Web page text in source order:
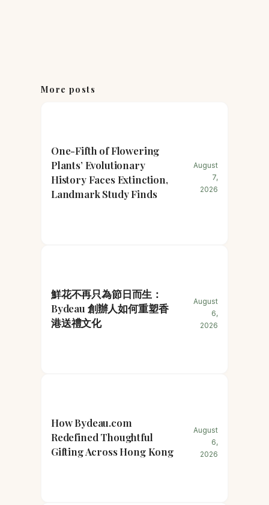
More posts
One-Fifth of Flowering
Plants’ Evolutionary
History Faces Extinction,
Landmark Study Finds
August
7,
2026
鮮花不再只為節日而生：
Bydeau 創辦人如何重塑香
港送禮文化
August
6,
2026
How Bydeau.com
Redefined Thoughtful
Gifting Across Hong Kong
August
6,
2026